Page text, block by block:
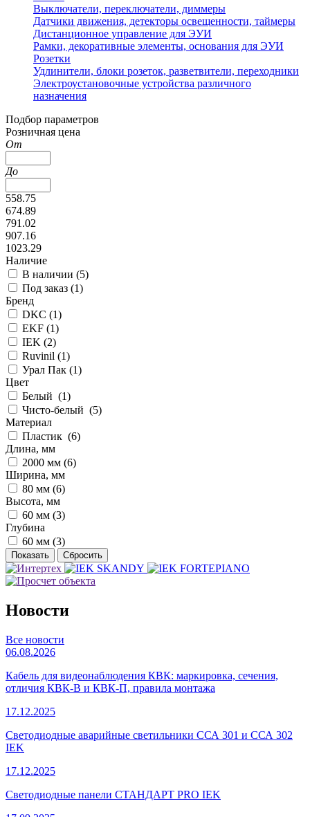
Выключатели, переключатели, диммеры
Датчики движения, детекторы освещенности, таймеры
Дистанционное управление для ЭУИ
Рамки, декоративные элементы, основания для ЭУИ
Розетки
Удлинители, блоки розеток, разветвители, переходники
Электроустановочные устройства различного
назначения
Подбор параметров
Розничная цена
От
До
558.75
674.89
791.02
907.16
1023.29
Наличие
В наличии (5)
Под заказ (1)
Бренд
DKC (1)
EKF (1)
IEK (2)
Ruvinil (1)
Урал Пак (1)
Цвет
Белый (1)
Чисто-белый (5)
Материал
Пластик (6)
Длина, мм
2000 мм (6)
Ширина, мм
80 мм (6)
Высота, мм
60 мм (3)
Глубина
60 мм (3)
Новости
Все новости
06.08.2026
Кабель для видеонаблюдения КВК: маркировка, сечения,
отличия КВК-В и КВК-П, правила монтажа
17.12.2025
Светодиодные аварийные светильники ССА 301 и ССА 302
IEK
17.12.2025
Светодиодные панели СТАНДАРТ PRO IEK